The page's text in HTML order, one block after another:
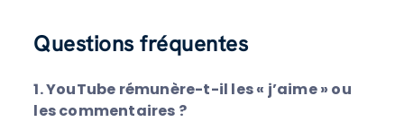
Questions fréquentes
1.YouTube rémunère-t-il les « j’aime » ou
les commentaires ?